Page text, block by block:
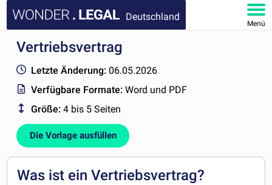
Deutschland
Menü
HOMEPAGE
DOKUMENTE
FAQ
KONTAKT
MEIN KONTO
Vertriebsvertrag
Letzte Änderung: 06.05.2026
Verfügbare Formate:Word und PDF
Größe: 4 bis 5 Seiten
Die Vorlage ausfüllen
Was ist ein Vertriebsvertrag?